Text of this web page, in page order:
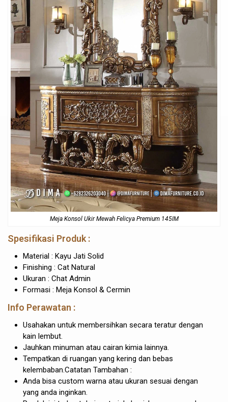
Meja Konsol Ukir Mewah Felicya Premium 145IM
Spesifikasi Produk :
Material : Kayu Jati Solid
Finishing : Cat Natural
Ukuran : Chat Admin
Formasi : Meja Konsol & Cermin
Info Perawatan :
Usahakan untuk membersihkan secara teratur dengan
kain lembut.
Jauhkan minuman atau cairan kimia lainnya.
Tempatkan di ruangan yang kering dan bebas
kelembaban.Catatan Tambahan :
Anda bisa custom warna atau ukuran sesuai dengan
yang anda inginkan.